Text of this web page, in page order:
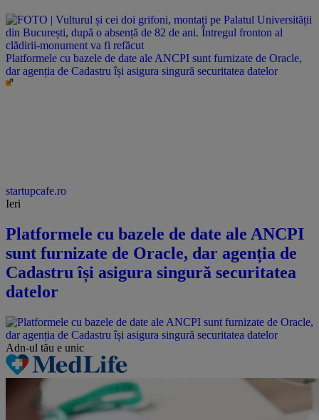
Platformele cu bazele de date ale ANCPI sunt furnizate de Oracle,
dar agenția de Cadastru își asigura singură securitatea datelor
startupcafe.ro
Ieri
Platformele cu bazele de date ale ANCPI
sunt furnizate de Oracle, dar agenția de
Cadastru își asigura singură securitatea
datelor
Adn-ul tău e unic